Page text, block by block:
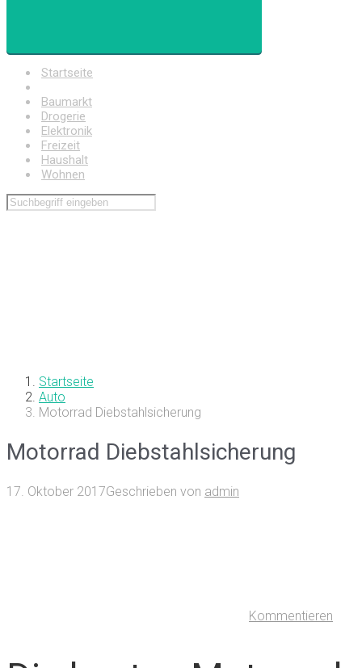
Startseite
Baumarkt
Drogerie
Elektronik
Freizeit
Haushalt
Wohnen
Startseite
Auto
Motorrad Diebstahlsicherung
Motorrad Diebstahlsicherung
17. Oktober 2017Geschrieben von admin
Kommentieren